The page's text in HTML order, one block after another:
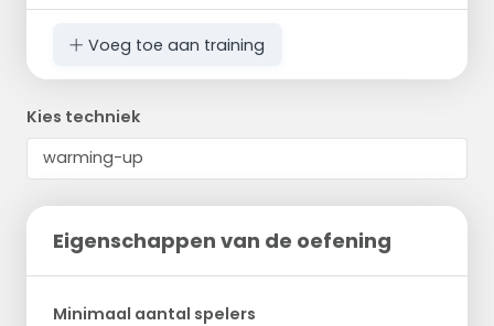
Voeg toe aan training
Kies techniek
Eigenschappen van de oefening
Minimaal aantal spelers